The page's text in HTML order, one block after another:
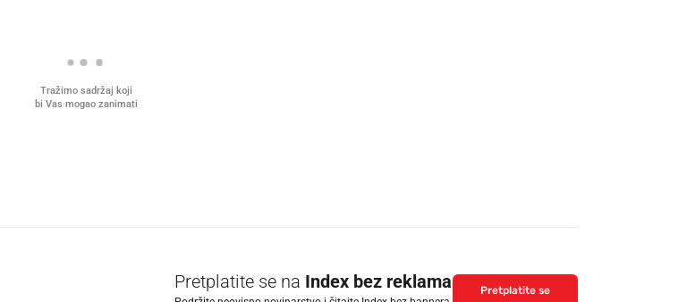
Tražimo sadržaj koji
bi Vas mogao zanimati
Pretplatite se na Index bez reklama Pretplatite se